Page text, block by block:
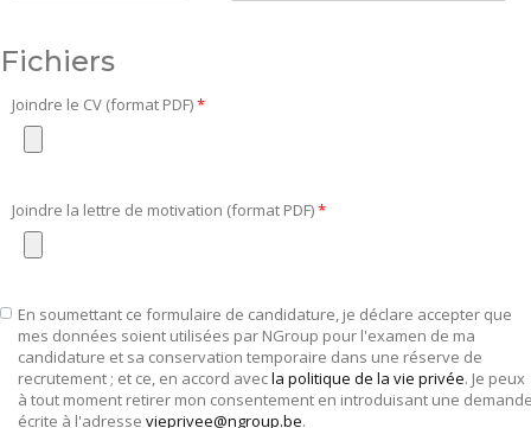
Fichiers
Joindre le CV (format PDF)
Joindre la lettre de motivation (format PDF)
En soumettant ce formulaire de candidature, je déclare accepter que
mes données soient utilisées par NGroup pour l'examen de ma
candidature et sa conservation temporaire dans une réserve de
recrutement ; et ce, en accord avecla politique de la vie privée. Je peux
à tout moment retirer mon consentement en introduisant une
écrite à l'adresse vieprivee@ngroup.be.